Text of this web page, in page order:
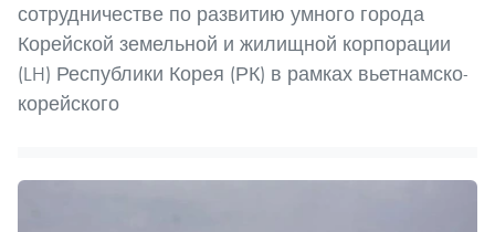
сотрудничестве по развитию умного города
Корейской земельной и жилищной корпорации
(LH) Республики Корея (РК) в рамках вьетнамско-
корейского